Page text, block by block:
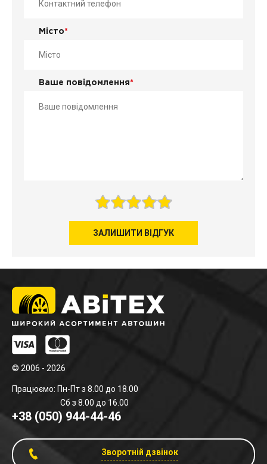
Місто*
Ваше повідомлення*
ЗАЛИШИТИ ВІДГУК
© 2006 - 2026
Працюємо: Пн-Пт з 8.00 до 18.00
Сб з 8.00 до 16.00
+38 (050) 944-44-46
Зворотній дзвінок